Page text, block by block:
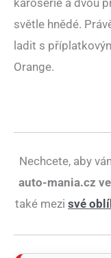
světle hnědé.
ladit s
Orange.
Nechcete, aby
auto-mania.cz ve
také mezi své